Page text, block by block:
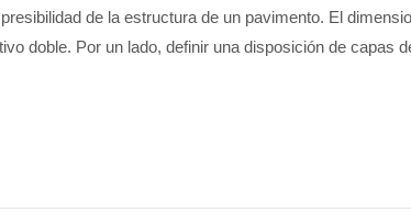
de la estructura de un pavimento. El
doble. Por un lado, definir una disposición de capas